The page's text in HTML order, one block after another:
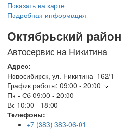
Показать на карте
Подробная информация
Октябрьский район
Автосервис на Никитина
Адрес:
Новосибирск, ул. Никитина, 162/1
График работы: 09:00 - 20:00
Пн - Сб 09:00 - 20:00
Вс 10:00 - 18:00
Телефоны:
+7 (383) 383-06-01